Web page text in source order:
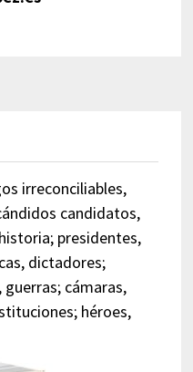
irreconciliables,
candidatos,
presidentes,
dictadores;
cámaras,
héroes,